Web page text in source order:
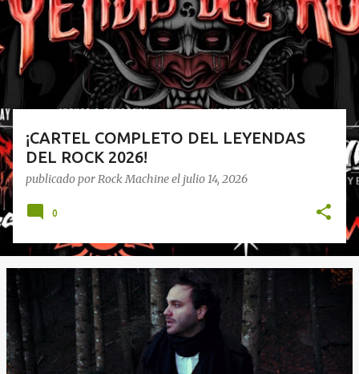
a
d
s
¡CARTEL COMPLETO DEL LEYENDAS
DEL ROCK 2026!
publicado porRock Machineel julio 14, 2026
0